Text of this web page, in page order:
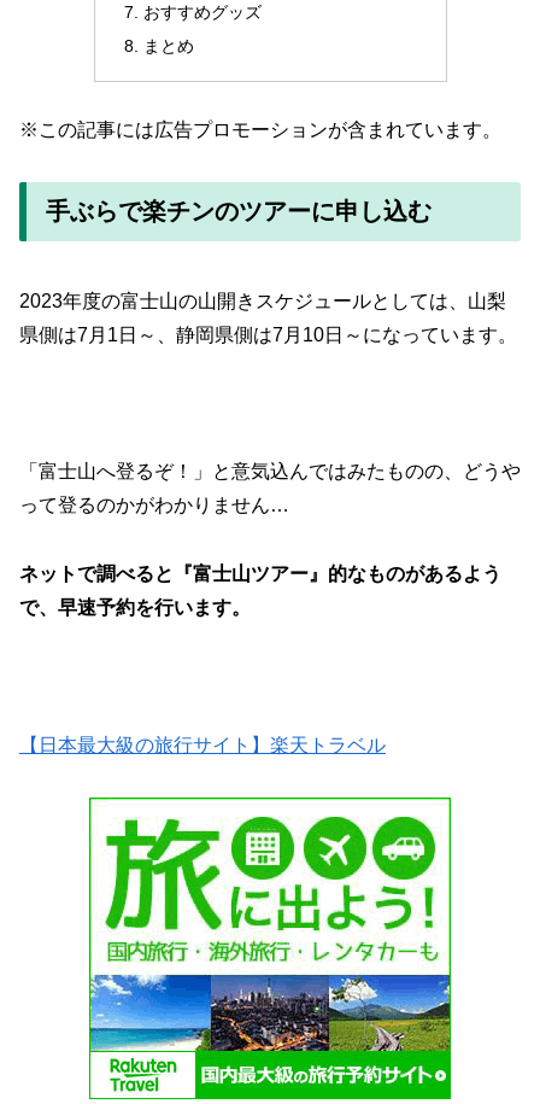
おすすめグッズ
まとめ
※この記事には広告プロモーションが含まれています。
手ぶらで楽チンのツアーに申し込む
2023年度の富士山の山開きスケジュールとしては、山梨
県側は7月1日～、静岡県側は7月10日～になっています。
「富士山へ登るぞ！」と意気込んではみたものの、どうや
って登るのかがわかりません…
ネットで調べると『富士山ツアー』的なものがあるよう
で、早速予約を行います。
【日本最大級の旅行サイト】楽天トラベル